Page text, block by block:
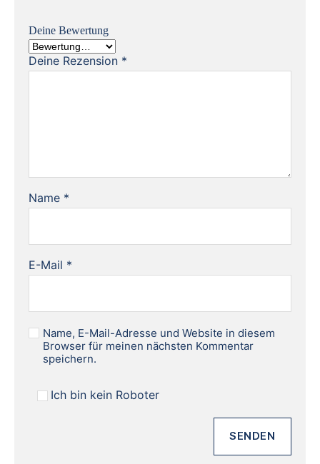
Deine Bewertung
Deine Rezension *
Name *
E-Mail *
Name, E-Mail-Adresse und Website in diesem
Browser für meinen nächsten Kommentar
speichern.
Ich bin kein Roboter